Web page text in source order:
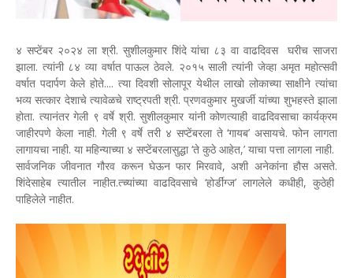
४ सप्टेंबर २०२४ ला श्री. सुशीलकुमार शिंदे यांचा ८३ वा वाढदिवस घरीच साजरा
झाला. त्यांनी ८४ व्या वर्षात पाऊल ठेवले. २०१५ साली त्यांनी जेव्हा अमृत महोत्सवी
वर्षात पदार्पण केले होते.... त्या दिवशी सोलापूर येथील लाखो लोकाच्या साक्षीने त्यांचा
भव्य सत्कार देशाचे त्यावेळचे राष्ट्रपती श्री. प्रणवकुमार मुखर्जी यांच्या शुभहस्ते झाला
होता. त्यानंतर गेली ९ वर्षे श्री. सुशीलकुमार यांनी कोणत्याही वाढदिवसाचा कार्यक्रम
जाहीरपणे केला नाही. गेली ९ वर्षे तरी ४ सप्टेंबरला ते ‘गायब’ असायचे. फोन लागता
लागायचा नाही. या महिन्याच्या ४ सप्टेंबरलासुद्धा ‘ते कुठे आहेत,’ याचा पत्ता लागला नाही.
सार्वजनिक जीवनात गौरव करून घेऊन फार मिरवावे, अशी अनेकांना हौस असते.
शिंदेसाहेब त्यातील नाहीत.त्च्यांच्या वाढदिवसाचे ‘होर्डींग्ज’ लागलेले कधीही, कुठेही
पाहिलेले नाहीत.